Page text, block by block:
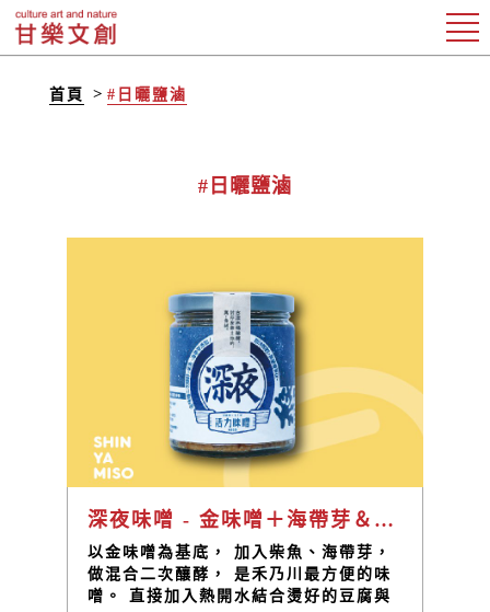
首頁 #日曬鹽滷
#日曬鹽滷
深夜味噌 - 金味噌＋海帶芽＆柴魚片二次釀酵
以金味噌為基底， 加入柴魚、海帶芽，
做混合二次釀酵， 是禾乃川最方便的味
噌。 直接加入熱開水結合燙好的豆腐與